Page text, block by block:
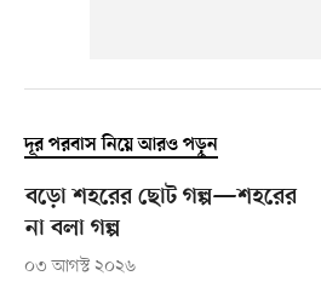
দূর পরবাস নিয়ে আরও পড়ুন
বড়ো শহরের ছোট গল্প—শহরের
না বলা গল্প
০৩ আগস্ট ২০২৬